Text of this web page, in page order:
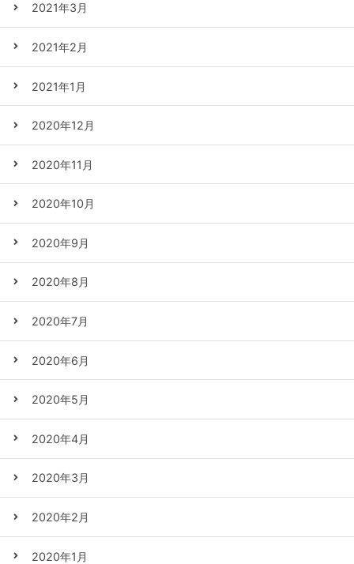
2021年3月
2021年2月
2021年1月
2020年12月
2020年11月
2020年10月
2020年9月
2020年8月
2020年7月
2020年6月
2020年5月
2020年4月
2020年3月
2020年2月
2020年1月